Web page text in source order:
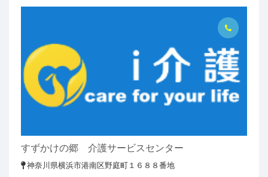
すずかけの郷 介護サービスセンター
神奈川県横浜市港南区野庭町１６８８番地